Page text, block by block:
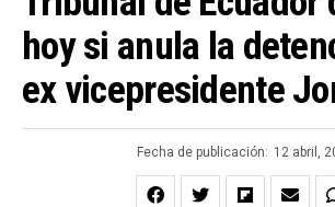
hoy si anula la
ex vicepresidente
Fecha de publicación: 12 abril,